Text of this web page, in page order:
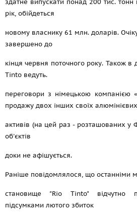
здатне випускати понад 200 тис.
рік, обійдеться
новому власнику 61 млн. доларів.
завершено до
кінця червня поточного року. Також
Tinto ведуть.
переговори з німецькою компанією
продажу двох інших своїх алюмінієвих
активів (на цей раз - розташованих у
об'єктів
доки не афішується.
Раніше повідомлялося, що останніми
становище "Rio Tinto" відчутно
підсумками лютого збиток